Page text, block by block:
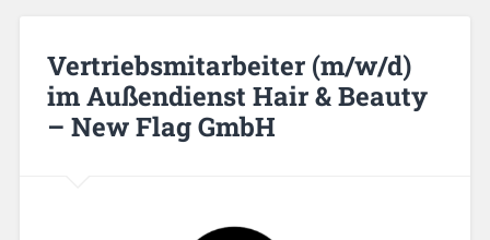
Vertriebsmitarbeiter (m/w/d)
im Außendienst Hair & Beauty
– New Flag GmbH